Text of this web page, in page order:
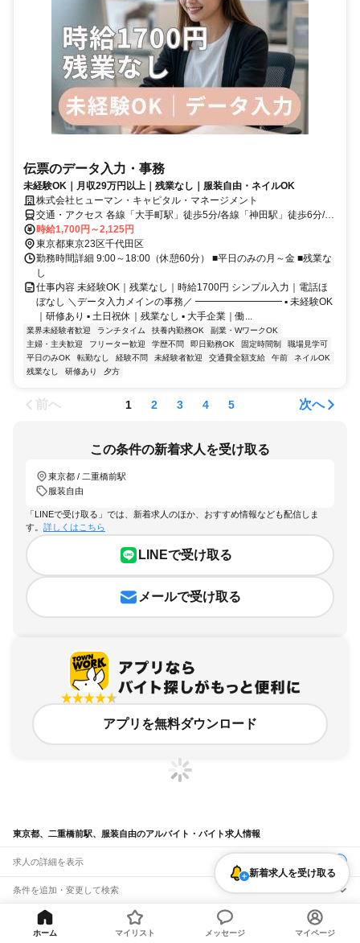
伝票のデータ入力・事務
未経験OK｜月収29万円以上｜残業なし｜服装自由・ネイルOK
株式会社ヒューマン・キャピタル・マネージメント
交通・アクセス 各線「大手町駅」徒歩5分/各線「神田駅」徒歩6分/各
線「東京駅」徒歩15分
時給1,700円～2,125円
東京都東京23区千代田区
勤務時間詳細 9:00～18:00（休憩60分） ■平日のみの月～金 ■残業な
し
仕事内容 未経験OK｜残業なし｜時給1700円 シンプル入力｜電話ほ
ぼなし ＼データ入力メインの事務／ ━━━━━━━━━ ▪️ 未経験OK
｜研修あり ▪️ 土日祝休｜残業なし ▪️ 大手企業｜働...
業界未経験者歓迎 ランチタイム 扶養内勤務OK
副業・WワークOK
主婦・主夫歓迎
フリーター歓迎 学歴不問 即日勤務OK 固定時間制
職場見学可
平日のみOK
転勤なし 経験不問 未経験者歓迎 交通費全額支給 午前
ネイルOK
残業なし
研修あり 夕方
前へ 1 2 3 4 5 次へ
この条件の新着求人を受け取る
東京都 / 二重橋前駅
服装自由
「LINEで受け取る」では、新着求人のほか、おすすめ情報なども配信しま
す。 詳しくはこちら
LINEで受け取る
メールで受け取る
アプリを無料ダウンロード
東京都、二重橋前駅、服装自由のアルバイト・バイト求人情報
求人の詳細を表示
条件を追加・変更して検索
市区町村を追加・変更
東京都
関連キーワード
完全在宅ワーク 全国 シール貼り 在宅 現在地周辺ガチャガチャ 犬カフェ
新着求人を受け取る
ホーム マイリスト メッセージ マイページ